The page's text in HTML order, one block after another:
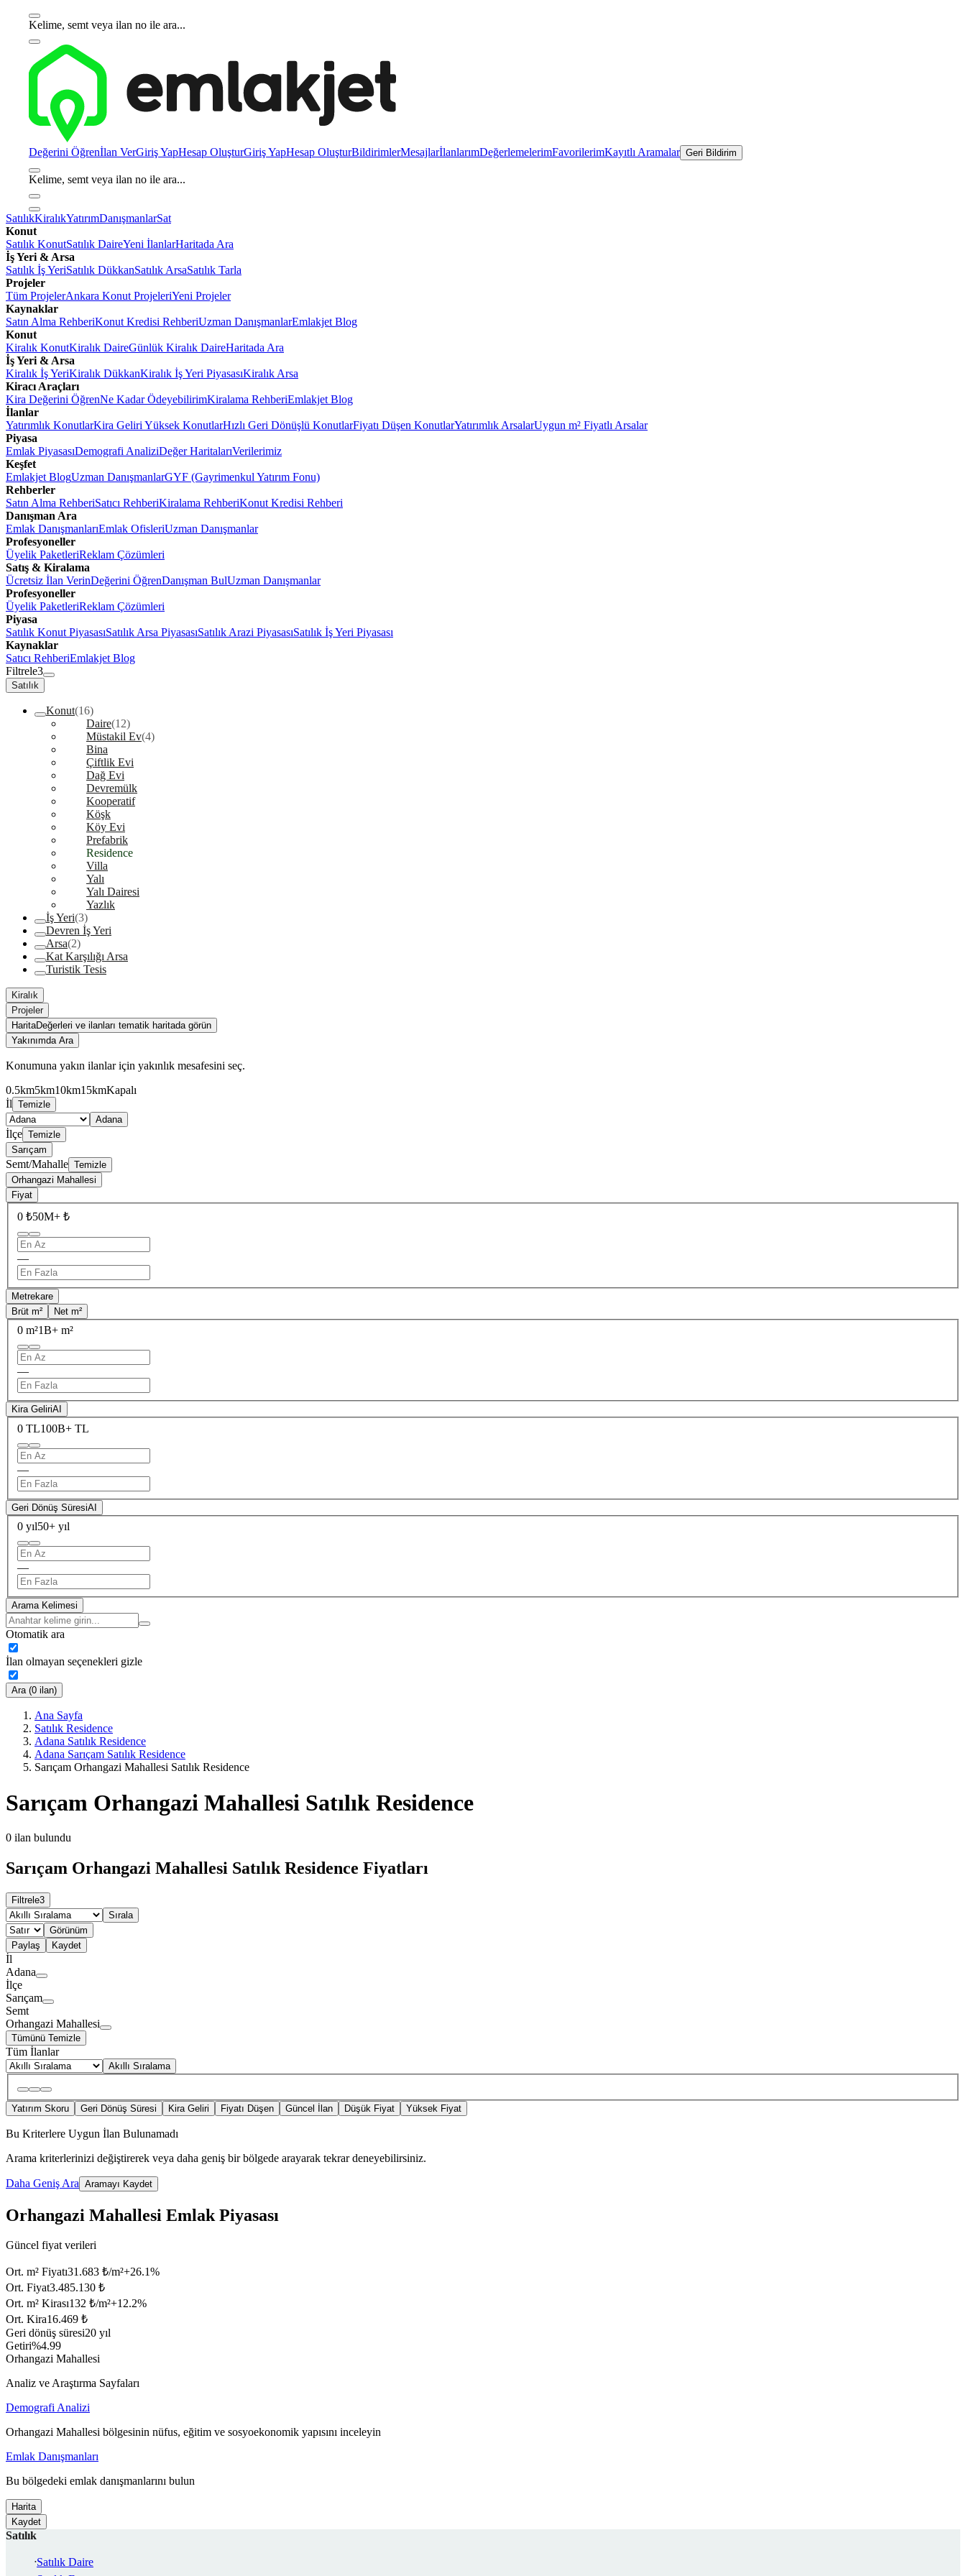
Kelime, semt veya ilan no ile ara...
Değerini Öğrenİlan VerGiriş YapHesap OluşturGiriş YapHesap OluşturBildirimlerMesajlarİlanlarımDeğerlemelerimFavorilerimKayıtlı Aramalar Geri Bildirim
Kelime, semt veya ilan no ile ara...
SatılıkKiralıkYatırımDanışmanlarSat
Konut
Satılık KonutSatılık DaireYeni İlanlarHaritada Ara
İş Yeri & Arsa
Satılık İş YeriSatılık DükkanSatılık ArsaSatılık Tarla
Projeler
Tüm ProjelerAnkara Konut ProjeleriYeni Projeler
Kaynaklar
Satın Alma RehberiKonut Kredisi RehberiUzman DanışmanlarEmlakjet Blog
Konut
Kiralık KonutKiralık DaireGünlük Kiralık DaireHaritada Ara
İş Yeri & Arsa
Kiralık İş YeriKiralık DükkanKiralık İş Yeri PiyasasıKiralık Arsa
Kiracı Araçları
Kira Değerini ÖğrenNe Kadar ÖdeyebilirimKiralama RehberiEmlakjet Blog
İlanlar
Yatırımlık KonutlarKira Geliri Yüksek KonutlarHızlı Geri Dönüşlü KonutlarFiyatı Düşen KonutlarYatırımlık ArsalarUygun m² Fiyatlı Arsalar
Piyasa
Emlak PiyasasıDemografi AnaliziDeğer HaritalarıVerilerimiz
Keşfet
Emlakjet BlogUzman DanışmanlarGYF (Gayrimenkul Yatırım Fonu)
Rehberler
Satın Alma RehberiSatıcı RehberiKiralama RehberiKonut Kredisi Rehberi
Danışman Ara
Emlak DanışmanlarıEmlak OfisleriUzman Danışmanlar
Profesyoneller
Üyelik PaketleriReklam Çözümleri
Satış & Kiralama
Ücretsiz İlan VerinDeğerini ÖğrenDanışman BulUzman Danışmanlar
Profesyoneller
Üyelik PaketleriReklam Çözümleri
Piyasa
Satılık Konut PiyasasıSatılık Arsa PiyasasıSatılık Arazi PiyasasıSatılık İş Yeri Piyasası
Kaynaklar
Satıcı RehberiEmlakjet Blog
Filtrele3
Satılık
Konut(16)
Daire(12)
Müstakil Ev(4)
Bina
Çiftlik Evi
Dağ Evi
Devremülk
Kooperatif
Köşk
Köy Evi
Prefabrik
Residence
Villa
Yalı
Yalı Dairesi
Yazlık
İş Yeri(3)
Devren İş Yeri
Arsa(2)
Kat Karşılığı Arsa
Turistik Tesis
Kiralık
Projeler
HaritaDeğerleri ve ilanları tematik haritada görün
Yakınımda Ara
Konumuna yakın ilanlar için yakınlık mesafesini seç.
0.5km5km10km15kmKapalı
İl Temizle
Adana
İlçe Temizle
Sarıçam
Semt/Mahalle Temizle
Orhangazi Mahallesi
Fiyat
0 ₺50M+ ₺
—
Metrekare
Brüt m²
Net m²
0 m²1B+ m²
—
Kira GeliriAI
0 TL100B+ TL
—
Geri Dönüş SüresiAI
0 yıl50+ yıl
—
Arama Kelimesi
Otomatik ara
İlan olmayan seçenekleri gizle
Ara (0 ilan)
Ana Sayfa
Satılık Residence
Adana Satılık Residence
Adana Sarıçam Satılık Residence
Sarıçam Orhangazi Mahallesi Satılık Residence
Sarıçam Orhangazi Mahallesi Satılık Residence
0 ilan bulundu
Sarıçam Orhangazi Mahallesi Satılık Residence Fiyatları
Filtrele3
Sırala
Görünüm
Paylaş
Kaydet
İl
Adana
İlçe
Sarıçam
Semt
Orhangazi Mahallesi
Tümünü Temizle
Tüm İlanlar
Akıllı Sıralama
Yatırım Skoru Geri Dönüş Süresi Kira Geliri Fiyatı Düşen Güncel İlan Düşük Fiyat Yüksek Fiyat
Bu Kriterlere Uygun İlan Bulunamadı
Arama kriterlerinizi değiştirerek veya daha geniş bir bölgede arayarak tekrar deneyebilirsiniz.
Daha Geniş Ara Aramayı Kaydet
Orhangazi Mahallesi Emlak Piyasası
Güncel fiyat verileri
Ort. m² Fiyatı31.683 ₺/m²+26.1%
Ort. Fiyat3.485.130 ₺
Ort. m² Kirası132 ₺/m²+12.2%
Ort. Kira16.469 ₺
Geri dönüş süresi20 yıl
Getiri%4.99
Orhangazi Mahallesi
Analiz ve Araştırma Sayfaları
Demografi Analizi
Orhangazi Mahallesi bölgesinin nüfus, eğitim ve sosyoekonomik yapısını inceleyin
Emlak Danışmanları
Bu bölgedeki emlak danışmanlarını bulun
Harita
Kaydet
Satılık
Satılık Daire